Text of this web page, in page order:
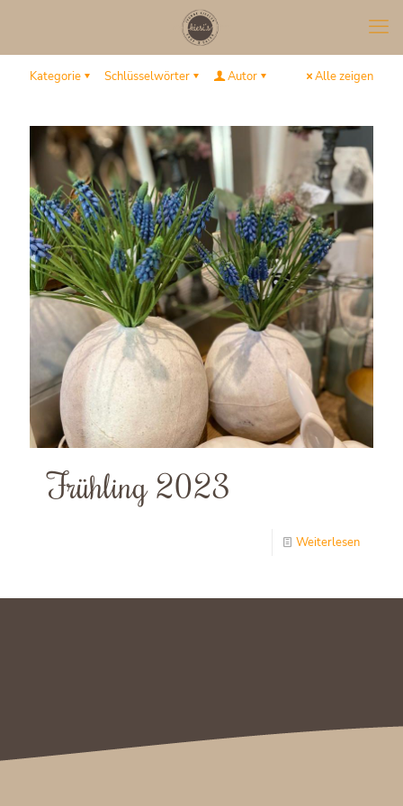
Kategorie Schlüsselwörter Autor Alle zeigen
Frühling 2023
Weiterlesen